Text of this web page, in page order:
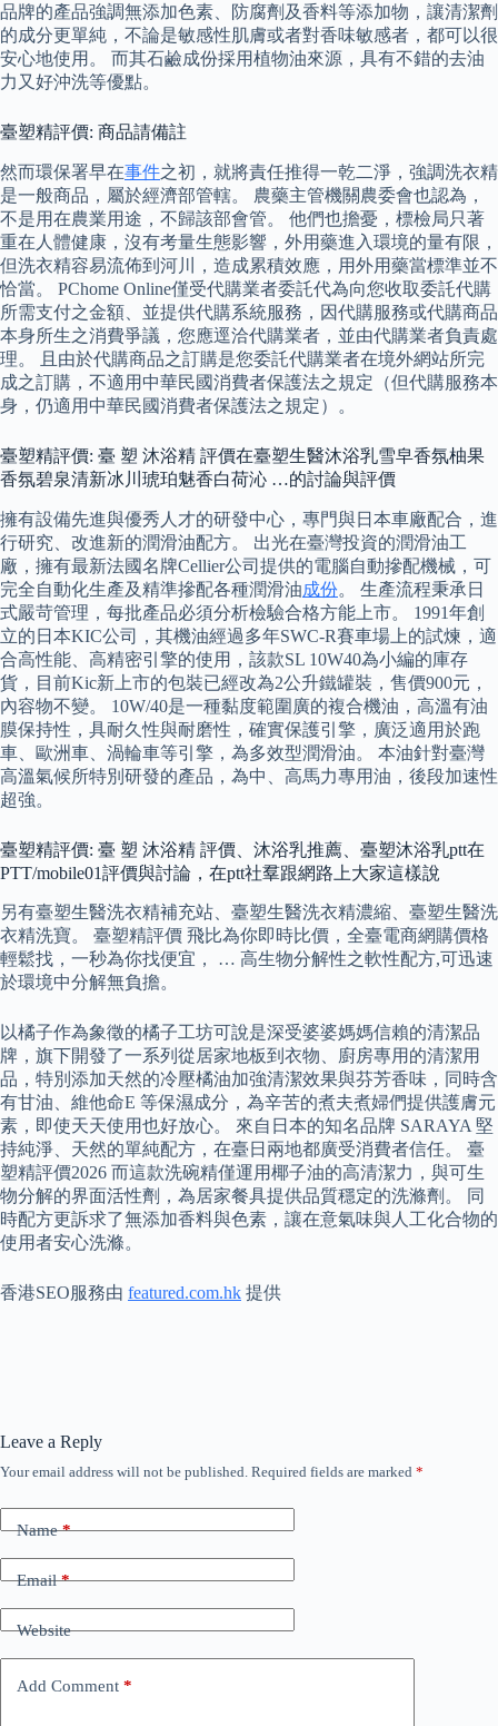
品牌的產品強調無添加色素、防腐劑及香料等添加物，讓清潔劑
的成分更單純，不論是敏感性肌膚或者對香味敏感者，都可以很
安心地使用。 而其石鹼成份採用植物油來源，具有不錯的去油
力又好沖洗等優點。
臺塑精評價: 商品請備註
然而環保署早在事件之初，就將責任推得一乾二淨，強調洗衣精
是一般商品，屬於經濟部管轄。 農藥主管機關農委會也認為，
不是用在農業用途，不歸該部會管。 他們也擔憂，標檢局只著
重在人體健康，沒有考量生態影響，外用藥進入環境的量有限，
但洗衣精容易流佈到河川，造成累積效應，用外用藥當標準並不
恰當。 PChome Online僅受代購業者委託代為向您收取委託代購
所需支付之金額、並提供代購系統服務，因代購服務或代購商品
本身所生之消費爭議，您應逕洽代購業者，並由代購業者負責處
理。 且由於代購商品之訂購是您委託代購業者在境外網站所完
成之訂購，不適用中華民國消費者保護法之規定（但代購服務本
身，仍適用中華民國消費者保護法之規定）。
臺塑精評價: 臺 塑 沐浴精 評價在臺塑生醫沐浴乳雪皁香氛柚果
香氛碧泉清新冰川琥珀魅香白荷沁 …的討論與評價
擁有設備先進與優秀人才的研發中心，專門與日本車廠配合，進
行研究、改進新的潤滑油配方。 出光在臺灣投資的潤滑油工
廠，擁有最新法國名牌Cellier公司提供的電腦自動摻配機械，可
完全自動化生產及精準摻配各種潤滑油成份。 生產流程秉承日
式嚴苛管理，每批產品必須分析檢驗合格方能上市。 1991年創
立的日本KIC公司，其機油經過多年SWC-R賽車場上的試煉，適
合高性能、高精密引擎的使用，該款SL 10W40為小編的庫存
貨，目前Kic新上市的包裝已經改為2公升鐵罐裝，售價900元，
內容物不變。 10W/40是一種黏度範圍廣的複合機油，高溫有油
膜保持性，具耐久性與耐磨性，確實保護引擎，廣泛適用於跑
車、歐洲車、渦輪車等引擎，為多效型潤滑油。 本油針對臺灣
高溫氣候所特別研發的產品，為中、高馬力專用油，後段加速性
超強。
臺塑精評價: 臺 塑 沐浴精 評價、沐浴乳推薦、臺塑沐浴乳ptt在
PTT/mobile01評價與討論，在ptt社羣跟網路上大家這樣說
另有臺塑生醫洗衣精補充站、臺塑生醫洗衣精濃縮、臺塑生醫洗
衣精洗寶。 臺塑精評價 飛比為你即時比價，全臺電商網購價格
輕鬆找，一秒為你找便宜， … 高生物分解性之軟性配方,可迅速
於環境中分解無負擔。
以橘子作為象徵的橘子工坊可說是深受婆婆媽媽信賴的清潔品
牌，旗下開發了一系列從居家地板到衣物、廚房專用的清潔用
品，特別添加天然的冷壓橘油加強清潔效果與芬芳香味，同時含
有甘油、維他命E 等保濕成分，為辛苦的煮夫煮婦們提供護膚元
素，即使天天使用也好放心。 來自日本的知名品牌 SARAYA 堅
持純淨、天然的單純配方，在臺日兩地都廣受消費者信任。 臺
塑精評價2026 而這款洗碗精僅運用椰子油的高清潔力，與可生
物分解的界面活性劑，為居家餐具提供品質穩定的洗滌劑。 同
時配方更訴求了無添加香料與色素，讓在意氣味與人工化合物的
使用者安心洗滌。
香港SEO服務由 featured.com.hk 提供
Leave a Reply
Your email address will not be published. Required fields are marked *
Name*
Email*
Website
Add Comment *